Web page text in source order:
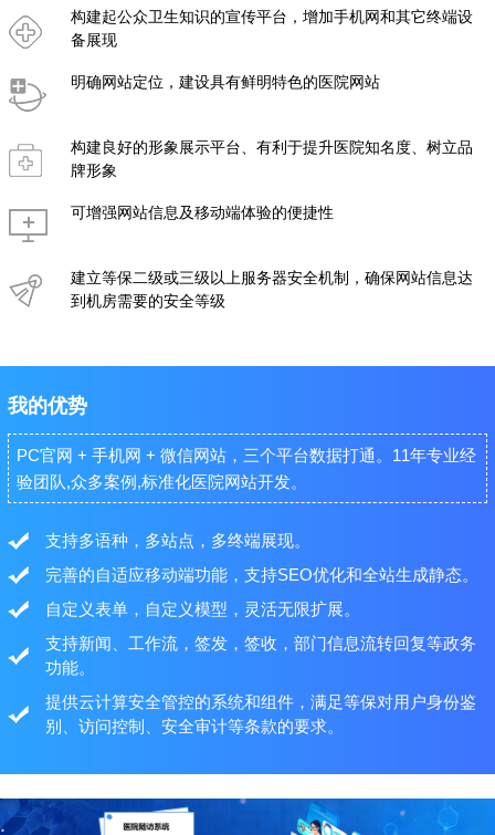
构建起公众卫生知识的宣传平台，增加手机网和其它终端设
备展现
明确网站定位，建设具有鲜明特色的医院网站
构建良好的形象展示平台、有利于提升医院知名度、树立品
牌形象
可增强网站信息及移动端体验的便捷性
建立等保二级或三级以上服务器安全机制，确保网站信息达
到机房需要的安全等级
我的优势
PC官网 + 手机网 + 微信网站，三个平台数据打通。11年专业经
验团队,众多案例,标准化医院网站开发。
支持多语种，多站点，多终端展现。
完善的自适应移动端功能，支持SEO优化和全站生成静态。
自定义表单，自定义模型，灵活无限扩展。
支持新闻、工作流，签发，签收，部门信息流转回复等政务
功能。
提供云计算安全管控的系统和组件，满足等保对用户身份鉴
别、访问控制、安全审计等条款的要求。